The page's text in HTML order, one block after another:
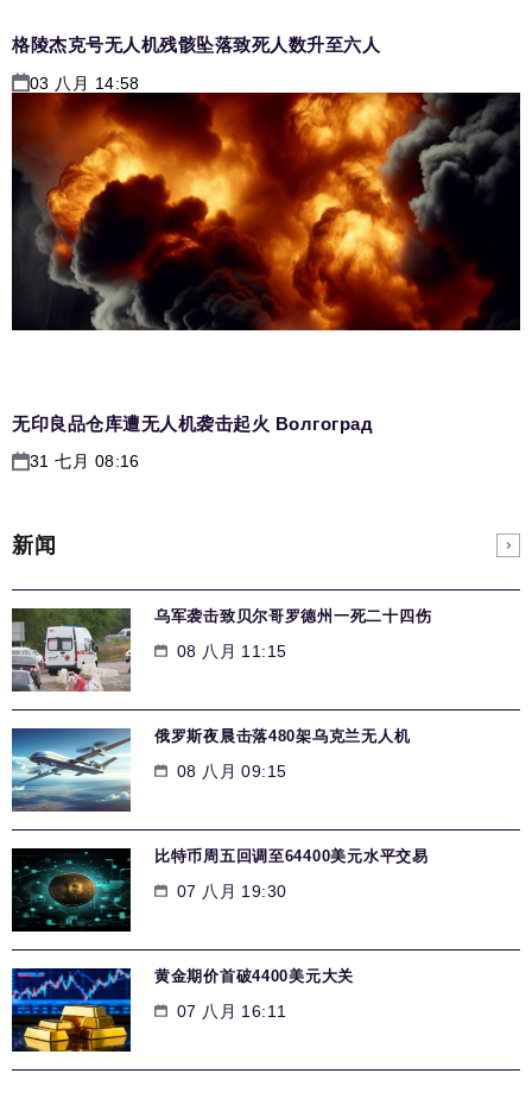
格陵杰克号无人机残骸坠落致死人数升至六人
03 八月 14:58
无印良品仓库遭无人机袭击起火 Волгоград
31 七月 08:16
新闻
乌军袭击致贝尔哥罗德州一死二十四伤
08 八月 11:15
俄罗斯夜晨击落480架乌克兰无人机
08 八月 09:15
比特币周五回调至64400美元水平交易
07 八月 19:30
黄金期价首破4400美元大关
07 八月 16:11